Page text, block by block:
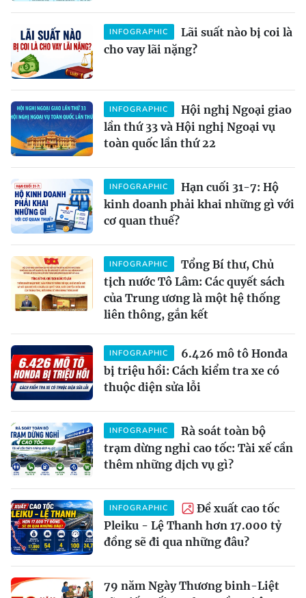
INFOGRAPHIC
Lãi suất nào bị coi là
cho vay lãi nặng?
INFOGRAPHIC
Hội nghị Ngoại giao
lần thứ 33 và Hội nghị Ngoại vụ
toàn quốc lần thứ 22
INFOGRAPHIC
Hạn cuối 31-7: Hộ
kinh doanh phải khai những gì với
cơ quan thuế?
INFOGRAPHIC
Tổng Bí thư, Chủ
tịch nước Tô Lâm: Các quyết sách
của Trung ương là một hệ thống
liên thông, gắn kết
INFOGRAPHIC
6.426 mô tô Honda
bị triệu hồi: Cách kiểm tra xe có
thuộc diện sửa lỗi
INFOGRAPHIC
Rà soát toàn bộ
trạm dừng nghỉ cao tốc: Tài xế cần
thêm những dịch vụ gì?
INFOGRAPHIC
Đề xuất cao tốc
Pleiku - Lệ Thanh hơn 17.000 tỷ
đồng sẽ đi qua những đâu?
79 năm Ngày Thương binh-Liệt